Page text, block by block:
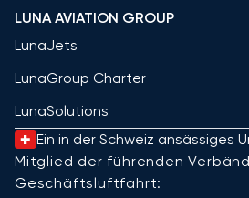
LUNA AVIATION GROUP
LunaJets
LunaGroup Charter
LunaSolutions
Ein in der Schweiz ansässiges
Mitglied der führenden
Geschäftsluftfahrt: